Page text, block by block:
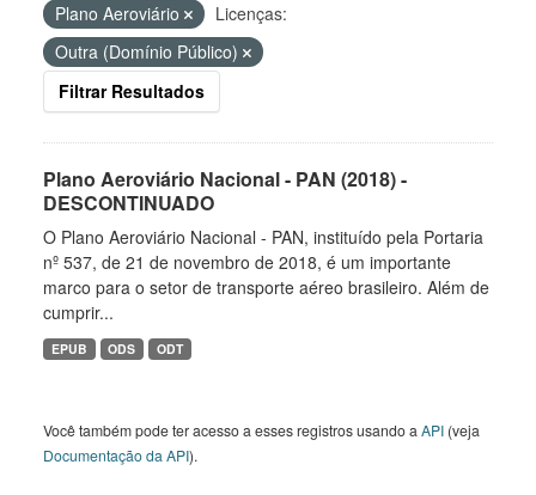
Plano Aeroviário
Licenças:
Outra (Domínio Público)
Filtrar Resultados
Plano Aeroviário Nacional - PAN (2018) -
DESCONTINUADO
O Plano Aeroviário Nacional - PAN, instituído pela Portaria
nº 537, de 21 de novembro de 2018, é um importante
marco para o setor de transporte aéreo brasileiro. Além de
cumprir...
EPUB ODS ODT
Você também pode ter acesso a esses registros usando a API (veja
Documentação da API).